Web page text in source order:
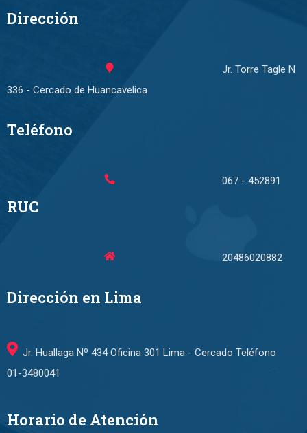
Dirección
Jr. Torre Tagle N
336 - Cercado de Huancavelica
Teléfono
067 - 452891
RUC
20486020882
Dirección en Lima
Jr. Huallaga Nº 434 Oficina 301 Lima - Cercado Teléfono
01-3480041
Horario de Atención